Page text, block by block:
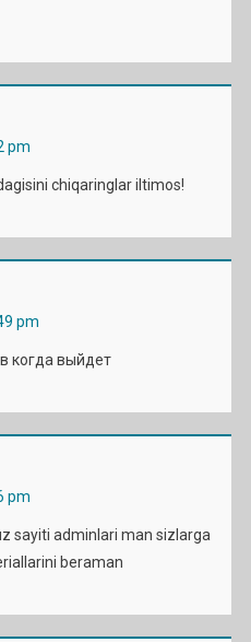
pm
chiqaringlar iltimos!
pm
когда выйдет
pm
sayiti adminlari man sizlarga
beraman